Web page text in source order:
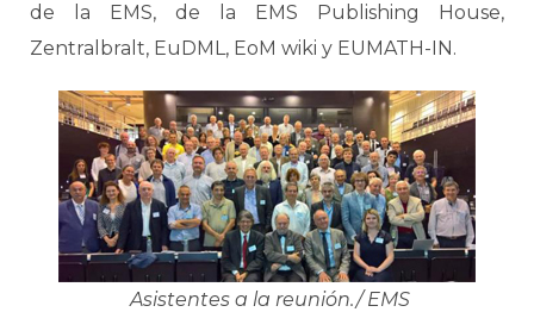
de la EMS, de la EMS Publishing House,
Zentralbralt, EuDML, EoM wiki y EUMATH-IN.
Asistentes a la reunión./ EMS